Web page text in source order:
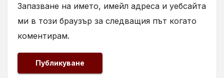
Запазване на името, имейл адреса и уебсайта
ми в този браузър за следващия път когато
коментирам.